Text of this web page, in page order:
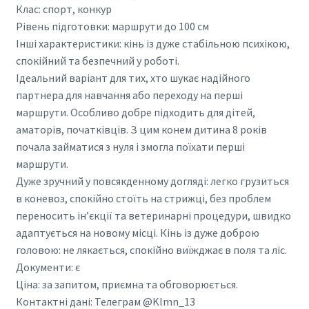
Клас: спорт, конкур
Рівень підготовки: маршрути до 100 см
Інші характеристики: кінь із дуже стабільною психікою,
спокійний та безпечний у роботі.
Ідеальний варіант для тих, хто шукає надійного
партнера для навчання або переходу на перші
маршрути. Особливо добре підходить для дітей,
аматорів, початківців. З цим конем дитина 8 років
почала займатися з нуля і змогла поїхати перші
маршрути.
Дуже зручний у повсякденному догляді: легко грузиться
в коневоз, спокійно стоїть на стрижці, без проблем
переносить ін’єкції та ветеринарні процедури, швидко
адаптується на новому місці. Кінь із дуже доброю
головою: не лякається, спокійно виїжджає в поля та ліс.
Документи: є
Ціна: за запитом, приємна та обговорюється.
Контактні дані: Телеграм @Klmn_13